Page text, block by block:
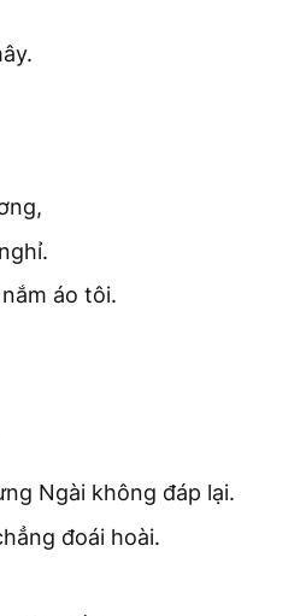
áo tôi.
Ngài không đáp lại.
đoái hoài.